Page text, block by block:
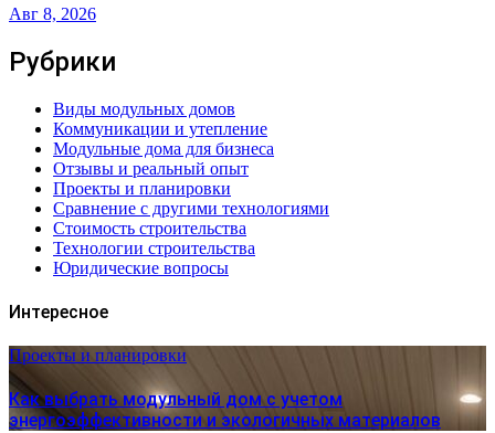
Авг 8, 2026
Рубрики
Виды модульных домов
Коммуникации и утепление
Модульные дома для бизнеса
Отзывы и реальный опыт
Проекты и планировки
Сравнение с другими технологиями
Стоимость строительства
Технологии строительства
Юридические вопросы
Интересное
Проекты и планировки
Как выбрать модульный дом с учетом
энергоэффективности и экологичных материалов